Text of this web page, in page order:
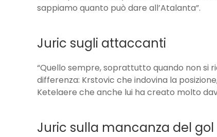
sappiamo quanto può dare all’Atalanta”.
Juric sugli attaccanti
“Quello sempre, soprattutto quando non si
differenza: Krstovic che indovina la
Ketelaere che anche lui ha creato molto
Juric sulla mancanza del gol